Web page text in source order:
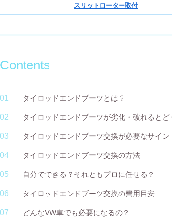
スリットローター取付
Contents
タイロッドエンドブーツとは？
タイロッドエンドブーツが劣化・破れるとど
タイロッドエンドブーツ交換が必要なサイン
タイロッドエンドブーツ交換の方法
自分でできる？それともプロに任せる？
タイロッドエンドブーツ交換の費用目安
どんなVW車でも必要になるの？